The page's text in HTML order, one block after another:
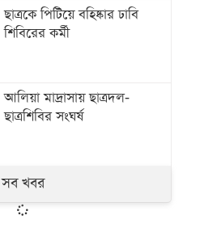
ছাত্রকে পিটিয়ে বহিষ্কার ঢাবি
শিবিরের কর্মী
আলিয়া মাদ্রাসায় ছাত্রদল-
ছাত্রশিবির সংঘর্ষ
সব খবর